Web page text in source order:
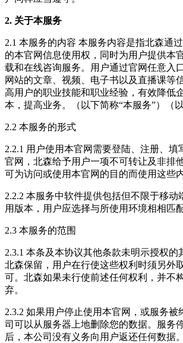
2. 关于本服务
2.1 本服务的内容 本服务内容是指北森通
的本官网信息使用权，同时为用户提供本
载和在线咨询服务。用户通过官网任意入
网站的文章、视频、电子书以及直播课等
高用户的职业技能和职业经验，有效降低
本，提高业务。（以下简称“本服务”）（
2.2 本服务的形式
2.2.1 用户使用本官网需要登陆、注册、填
官网，北森给予用户一项不可转让及非排
可为访问或使用本官网的目的而使用这些
2.2.2 本服务中软件提供包括但不限于移动
用版本，用户应选择与所使用环境相相匹
2.3 本服务的范围
2.3.1 本条及本协议其他条款未明示授权的
北森保留，用户在行使这些权利时须另外
可。北森如果未行使前述任何权利，并不
弃。
2.3.2 如果用户停止使用本官网，或服务被
司可以从服务器上地删除您的数据。服务
后，本公司没有义务向用户返还任何数据。